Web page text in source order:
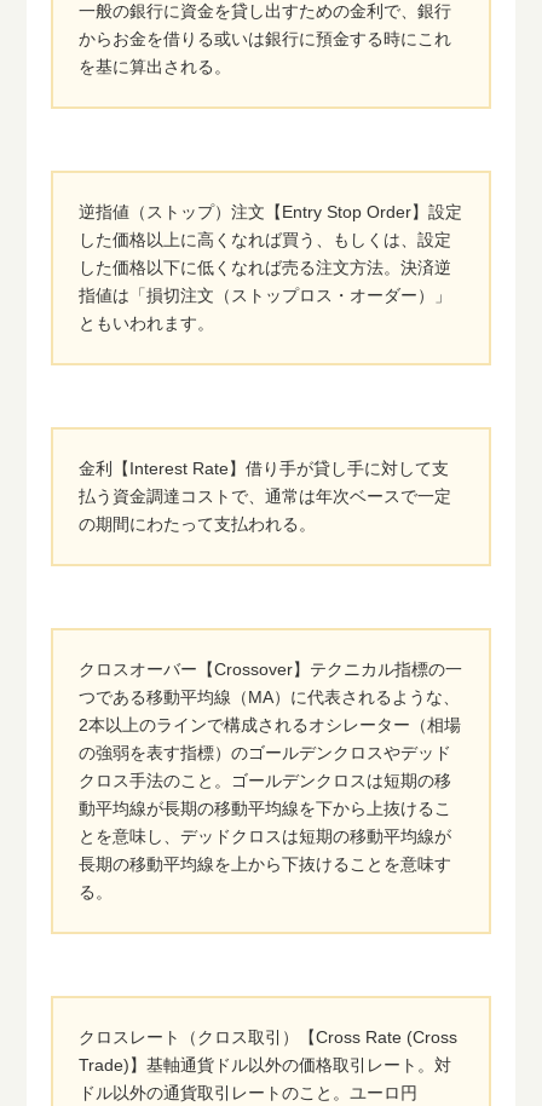
一般の銀行に資金を貸し出すための金利で、銀行
からお金を借りる或いは銀行に預金する時にこれ
を基に算出される。
逆指値（ストップ）注文【Entry Stop Order】設定
した価格以上に高くなれば買う、もしくは、設定
した価格以下に低くなれば売る注文方法。決済逆
指値は「損切注文（ストップロス・オーダー）」
ともいわれます。
金利【Interest Rate】借り手が貸し手に対して支
払う資金調達コストで、通常は年次ベースで一定
の期間にわたって支払われる。
クロスオーバー【Crossover】テクニカル指標の一
つである移動平均線（MA）に代表されるような、
2本以上のラインで構成されるオシレーター（相場
の強弱を表す指標）のゴールデンクロスやデッド
クロス手法のこと。ゴールデンクロスは短期の移
動平均線が長期の移動平均線を下から上抜けるこ
とを意味し、デッドクロスは短期の移動平均線が
長期の移動平均線を上から下抜けることを意味す
る。
クロスレート（クロス取引）【Cross Rate (Cross
Trade)】基軸通貨ドル以外の価格取引レート。対
ドル以外の通貨取引レートのこと。ユーロ円